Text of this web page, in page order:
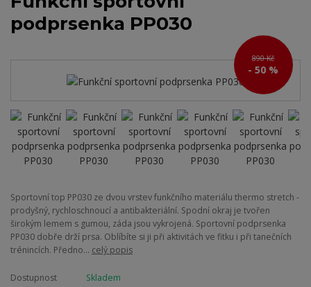
podprsenka PP030
890 Kč
- 50 %
Sportovní top PP030 ze dvou vrstev funkčního materiálu thermo stretch -
prodyšný, rychloschnoucí a antibakteriální. Spodní okraj je tvořen
širokým lemem s gumou, záda jsou vykrojená. Sportovní podprsenka
PP030 dobře drží prsa. Oblíbíte si ji při aktivitách ve fitku i při tanečních
trénincích. Předno... celý popis
Dostupnost
Skladem